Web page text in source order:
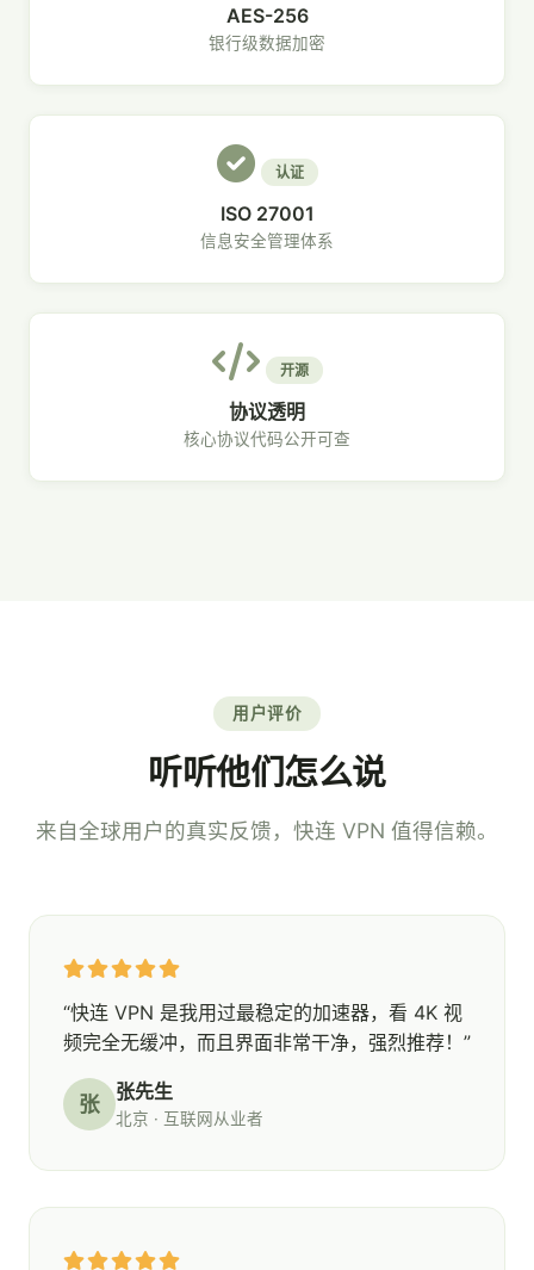
AES-256
银行级数据加密
认证
ISO 27001
信息安全管理体系
开源
协议透明
核心协议代码公开可查
用户评价
听听他们怎么说
来自全球用户的真实反馈，快连 VPN 值得信赖。
“快连 VPN 是我用过最稳定的加速器，看 4K 视
频完全无缓冲，而且界面非常干净，强烈推荐！”
张 张先生
北京 · 互联网从业者